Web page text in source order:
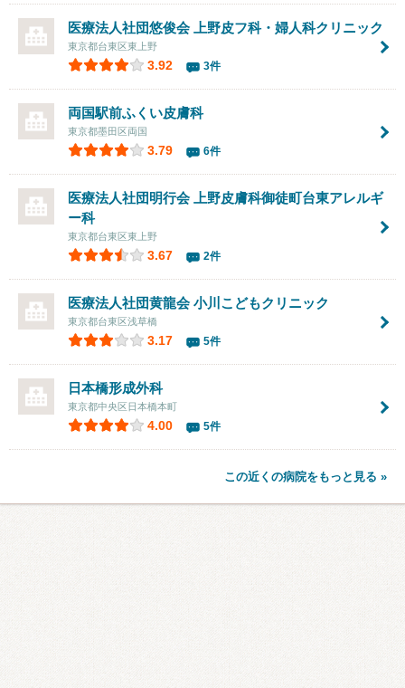
医療法人社団悠俊会 上野皮フ科・婦人科クリニック
東京都台東区東上野
3.92 3件
両国駅前ふくい皮膚科
東京都墨田区両国
3.79 6件
医療法人社団明行会
上野皮膚科御徒町台東アレルギ
ー科
東京都台東区東上野
3.67 2件
医療法人社団黄龍会小川こどもクリニック
東京都台東区浅草橋
3.17 5件
日本橋形成外科
東京都中央区日本橋本町
4.00 5件
この近くの病院をもっと見る »